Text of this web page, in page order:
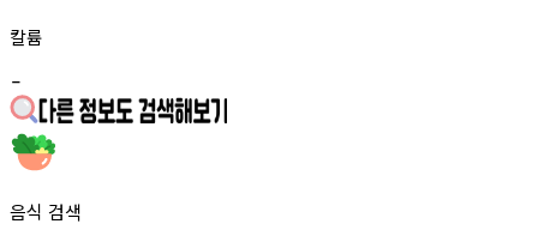
칼륨
-
음식 검색